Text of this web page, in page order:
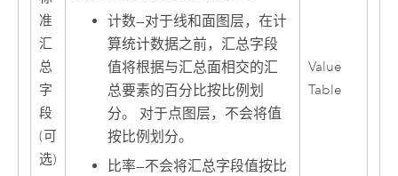
准
汇
总
字
段
(可
选)
计数—对于线和面图层，在计
算统计数据之前，汇总字段
值将根据与汇总面相交的汇
总要素的百分比按比例划
分。 对于点图层，不会将值
按比例划分。
比率—不会将汇总字段值按比
Value
Table